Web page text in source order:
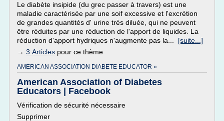
Le diabète insipide (du grec passer à travers) est une
maladie caractérisée par une soif excessive et l'excrétion
de grandes quantités d' urine très diluée, qui ne peuvent
être réduites par une réduction de l'apport de liquides. La
réduction d'apport hydriques n'augmente pas la... [suite...]
→ 3 Articles pour ce thème
AMERICAN ASSOCIATION DIABETE EDUCATOR »
American Association of Diabetes
Educators | Facebook
Vérification de sécurité nécessaire
Supprimer